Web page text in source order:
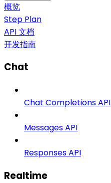
概览
Step Plan
API 文档
开发指南
Chat
Chat Completions API
Messages API
Responses API
Realtime